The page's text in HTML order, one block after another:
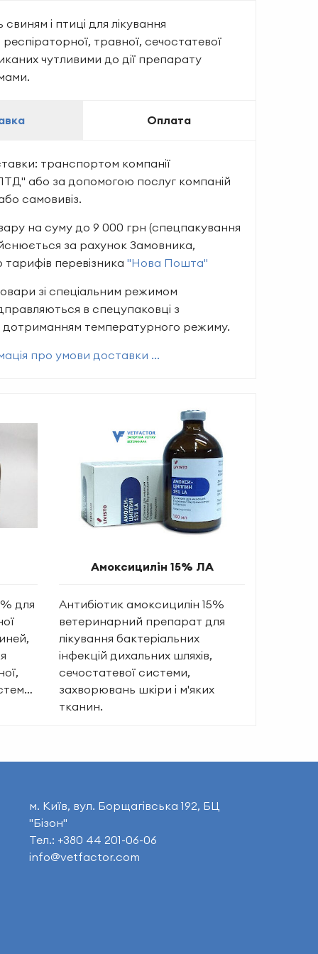
і птиці для лікування
травної, сечостатевої
чутливими до дії препарату
Оплата
транспортом компанії
або за допомогою послуг компаній
самовивіз.
на суму до 9 000 грн (спецпакування
за рахунок Замовника,
тарифів перевізника"Нова Пошта"
зі спеціальним режимом
в спецупаковці з
дотриманням температурного режиму.
про умови доставки ...
для
Амоксицилін 15% ЛА
Антибіотик амоксицилін 15%
ветеринарний препарат для
лікування бактеріальних
інфекцій дихальних шляхів,
сечостатевої системи,
захворювань шкіри і м'яких
тканин.
м. Київ, вул. Борщагівська 192, БЦ
"Бізон"
Тел.: +380 44 201-06-06
info@vetfactor.com